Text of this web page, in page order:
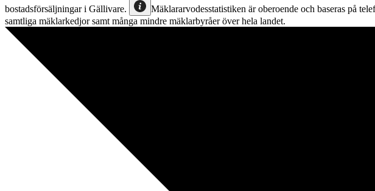
bostadsförsäljningari Gällivare.
Mäklararvodesstatistiken är oberoende och baseras på
samtliga mäklarkedjor samt många mindre mäklarbyråer över hela landet.